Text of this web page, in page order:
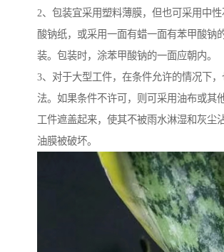
2、包装宜采用塑料薄膜，但也可采用中
酸钠纸，或采用一面有蜡一面有苯甲酸钠
装。包装时，涂苯甲酸钠的一面应朝内。
3、对于大型工件，在条件允许的情况下
法。如果条件不许可，则可采用油布或其
工件遮盖起来，使其不被雨水淋湿和灰尘
油膜被破坏。